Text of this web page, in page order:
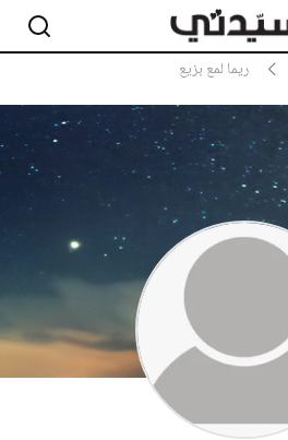
ريما لمع بزيع